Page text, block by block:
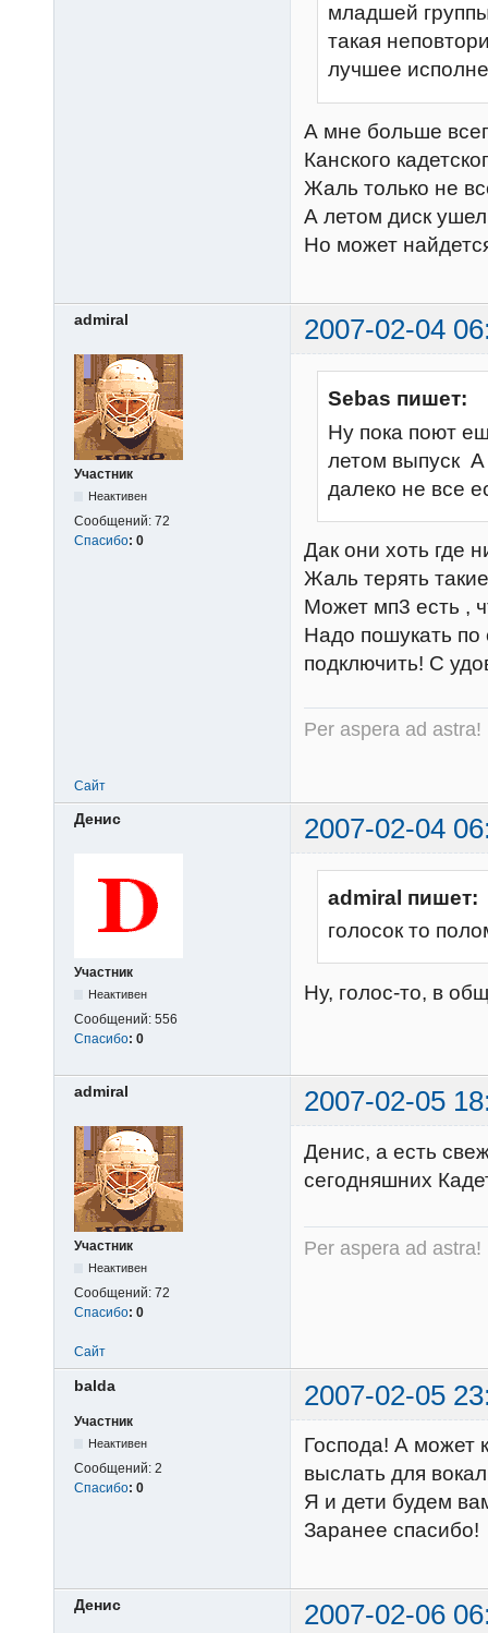
младшей
такая
лучшее
А мне больше
Канского
Жаль только не
А летом диск
Но может
admiral 2007-02-04
Участник
Неактивен
Сообщений: 72
Спасибо: 0
Sebas пишет:
Ну пока поют
летом выпуск А
далеко не все
Дак они хоть где
Жаль терять
Может мп3 есть ,
Надо пошукать по
подключить! С
Per aspera ad astra!
Сайт
Денис 2007-02-04
Участник
Неактивен
Сообщений: 556
Спасибо: 0
admiral пишет:
голосок то
Ну, голос-то, в
admiral 2007-02-05
Участник
Неактивен
Сообщений: 72
Спасибо: 0
Денис, а есть
сегодняшних
Per aspera ad astra!
Сайт
balda 2007-02-05
Участник
Неактивен
Сообщений: 2
Спасибо: 0
Господа! А может
выслать для
Я и дети будем
Заранее спасибо!
Денис 2007-02-06